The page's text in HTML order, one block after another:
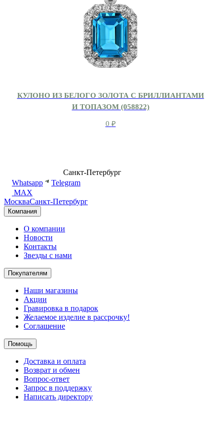
КУЛОНО ИЗ БЕЛОГО ЗОЛОТА С БРИЛЛИАНТАМИ
И ТОПАЗОМ (058822)
0 ₽
Санкт-Петербург
Whatsapp
Telegram
MAX
МоскваСанкт-Петербург
Компания
О компании
Новости
Контакты
Звезды с нами
Покупателям
Наши магазины
Акции
Гравировка в подарок
Желаемое изделие в рассрочку!
Соглашение
Помощь
Доставка и оплата
Возврат и обмен
Вопрос-ответ
Запрос в поддержку
Написать директору